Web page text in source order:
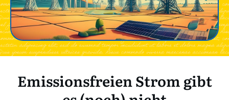
Emissionsfreien Strom gibt